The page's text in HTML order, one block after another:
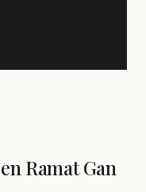
Ramat Gan